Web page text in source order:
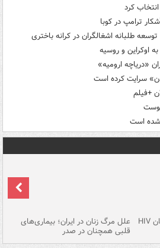
کرد
ترامپ در کوبا
طلبانه اشغالگران در کرانه باختری
اوکراین و روسیه
«دریاچه ارومیه»
سرایت کرده است
+فیلم
شده است
قرص آزمایشی که می‌تواند درمان HIV علل مرگ زنان در ایران؛ بیماری‌های
قلبی همچنان در صدر